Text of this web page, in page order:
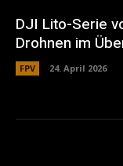
DJI Lito-Serie
Drohnen im
FPV 24. April 2026